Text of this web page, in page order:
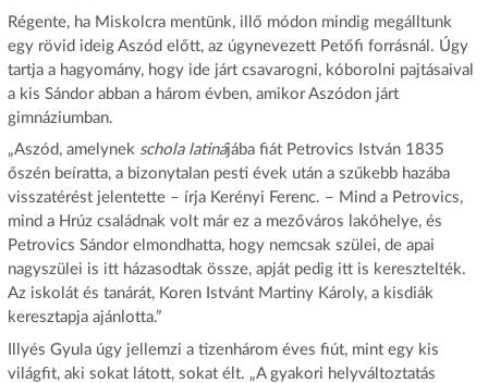
Régente, ha Miskolcra mentünk, illő módon mindig megálltunk
egy rövid ideig Aszód előtt, az úgynevezett Petőfi forrásnál. Úgy
tartja a hagyomány, hogy ide járt csavarogni, kóborolni pajtásaival
a kis Sándor abban a három évben, amikor Aszódon járt
gimnáziumban.
„Aszód, amelynek schola latinájába fiát Petrovics István 1835
őszén beíratta, a bizonytalan pesti évek után a szűkebb hazába
visszatérést jelentette – írja Kerényi Ferenc. – Mind a Petrovics,
mind a Hrúz családnak volt már ez a mezőváros lakóhelye, és
Petrovics Sándor elmondhatta, hogy nemcsak szülei, de apai
nagyszülei is itt házasodtak össze, apját pedig itt is keresztelték.
Az iskolát és tanárát, Koren Istvánt Martiny Károly, a kisdiák
keresztapja ajánlotta.”
Illyés Gyula úgy jellemzi a tizenhárom éves fiút, mint egy kis
világfit, aki sokat látott, sokat élt. „A gyakori helyváltoztatás